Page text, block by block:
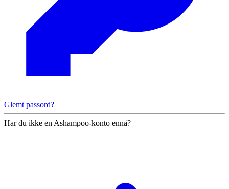
Glemt passord?
Har du ikke en Ashampoo-konto ennå?